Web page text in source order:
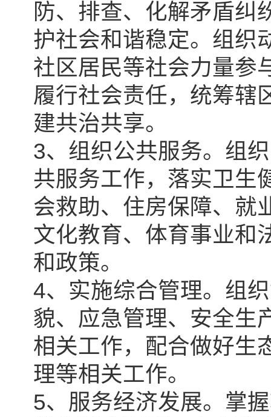
防、排查、化解矛盾纠
护社会和谐稳定。组织
社区居民等社会力量参
履行社会责任，统筹辖
建共治共享。
3、组织公共服务。组
共服务工作，落实卫生
会救助、住房保障、就
文化教育、体育事业和
和政策。
4、实施综合管理。组
貌、应急管理、安全生
相关工作，配合做好生
理等相关工作。
5、服务经济发展。掌